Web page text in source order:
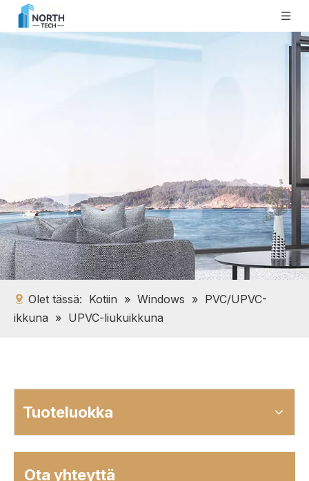
Olet tässä: Kotiin » Windows » PVC/UPVC-
ikkuna » UPVC-liukuikkuna
Tuoteluokka
Ota yhteyttä